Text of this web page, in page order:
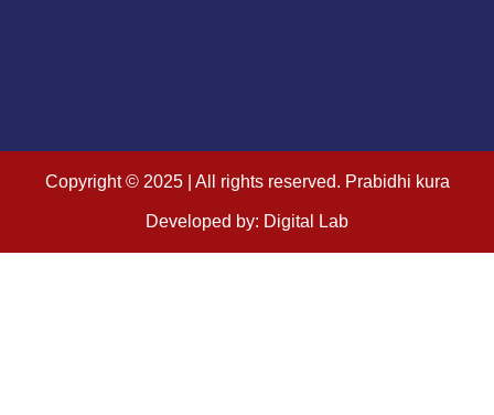
Copyright © 2025 | All rights reserved. Prabidhi kura
Developed by: Digital Lab